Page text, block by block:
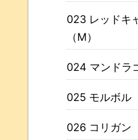
023 レッドキ
（M）
024 マンドラ
025 モルボル
026 コリガン